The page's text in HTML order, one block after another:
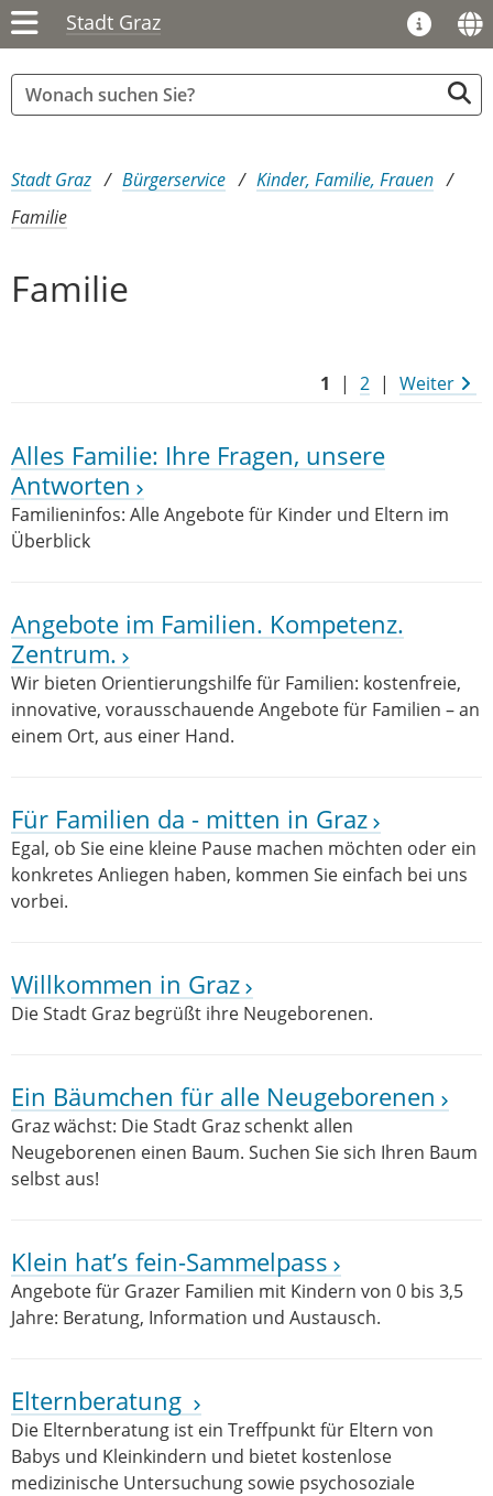
Stadt Graz
Sie sind hier:
Stadt Graz Bürgerservice
Kinder, Familie, Frauen
Familie
Familie
1 | 2 | Weiter
Alles Familie: Ihre Fragen, unsere
Antworten
Familieninfos: Alle Angebote für Kinder und Eltern im
Überblick
Angebote im Familien. Kompetenz.
Zentrum.
Wir bieten Orientierungshilfe für Familien: kostenfreie,
innovative, vorausschauende Angebote für Familien – an
einem Ort, aus einer Hand.
Für Familien da - mitten in Graz
Egal, ob Sie eine kleine Pause machen möchten oder ein
konkretes Anliegen haben, kommen Sie einfach bei uns
vorbei.
Willkommen in Graz
Die Stadt Graz begrüßt ihre Neugeborenen.
Ein Bäumchen für alle Neugeborenen
Graz wächst: Die Stadt Graz schenkt allen
Neugeborenen einen Baum. Suchen Sie sich Ihren Baum
selbst aus!
Klein hat’s fein-Sammelpass
Angebote für Grazer Familien mit Kindern von 0 bis 3,5
Jahre: Beratung, Information und Austausch.
Elternberatung
Die Elternberatung ist ein Treffpunkt für Eltern von
Babys und Kleinkindern und bietet kostenlose
medizinische Untersuchung sowie psychosoziale